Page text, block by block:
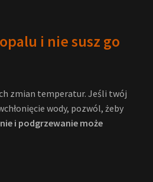
i nie susz go
zmian temperatur. Jeśli twój
wody, pozwól, żeby
i podgrzewanie może